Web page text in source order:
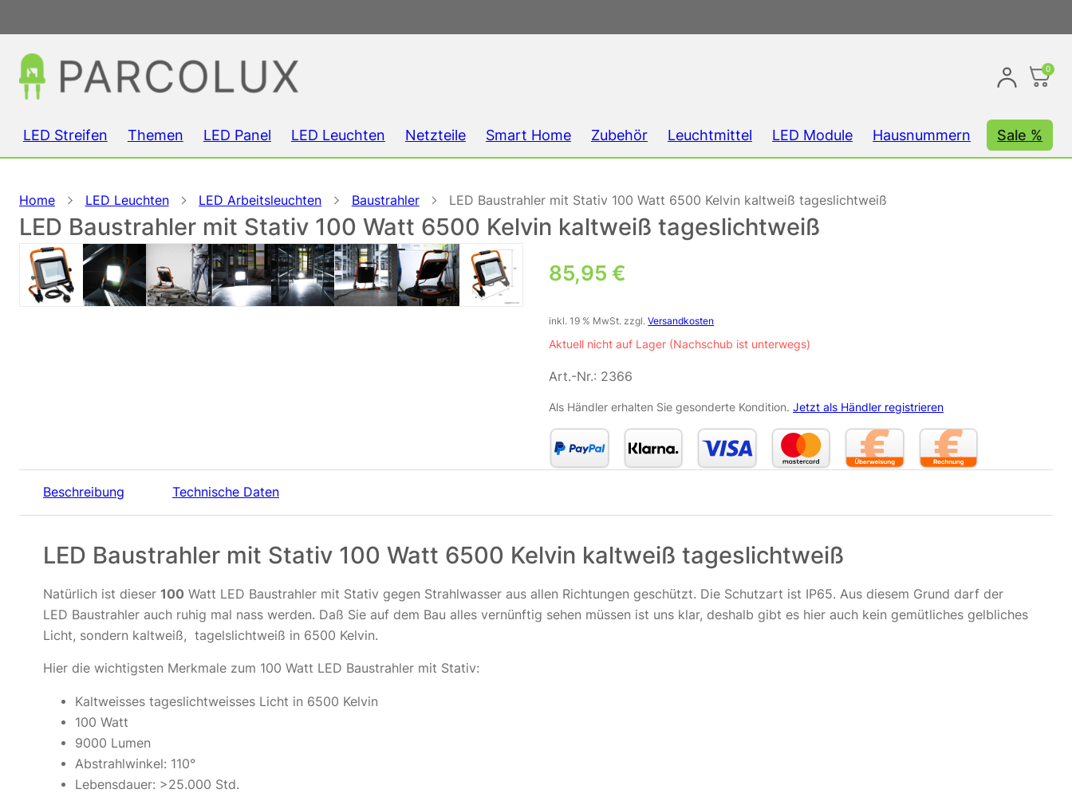
0
LED Streifen Themen LED Panel LED Leuchten Netzteile Smart Home Zubehör Leuchtmittel LED Module Hausnummern Sale %
Home LED Leuchten LED Arbeitsleuchten Baustrahler LED Baustrahler mit Stativ 100 Watt 6500 Kelvin kaltweiß tageslichtweiß
LED Baustrahler mit Stativ 100 Watt 6500 Kelvin kaltweiß tageslichtweiß
85,95 €
inkl. 19 % MwSt. zzgl.Versandkosten
Aktuell nicht auf Lager (Nachschub ist unterwegs)
Art.-Nr.: 2366
Als Händler erhalten Sie gesonderte Kondition. Jetzt als Händler registrieren
Beschreibung Technische Daten
LED Baustrahler mit Stativ 100 Watt 6500 Kelvin kaltweiß tageslichtweiß
Natürlich ist dieser 100 Watt LED Baustrahler mit Stativ gegen Strahlwasser aus allen Richtungen geschützt. Die Schutzart ist IP65. Aus diesem Grund darf der
LED Baustrahler auch ruhig mal nass werden. Daß Sie auf dem Bau alles vernünftig sehen müssen ist uns klar, deshalb gibt es hier auch kein gemütliches gelbliches
Licht, sondern kaltweiß, tagelslichtweiß in 6500 Kelvin.
Hier die wichtigsten Merkmale zum 100 Watt LED Baustrahler mit Stativ:
Kaltweisses tageslichtweisses Licht in 6500 Kelvin
100 Watt
9000 Lumen
Abstrahlwinkel: 110°
Lebensdauer: >25.000 Std.